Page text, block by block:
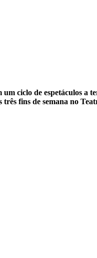
ciclo de espetáculos a
fins de semana no